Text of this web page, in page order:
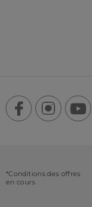
*Conditions des offres
en cours